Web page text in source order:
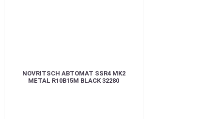
NOVRITSCH АВТОМАТ SSR4 MK2
METAL R10B15M BLACK 32280